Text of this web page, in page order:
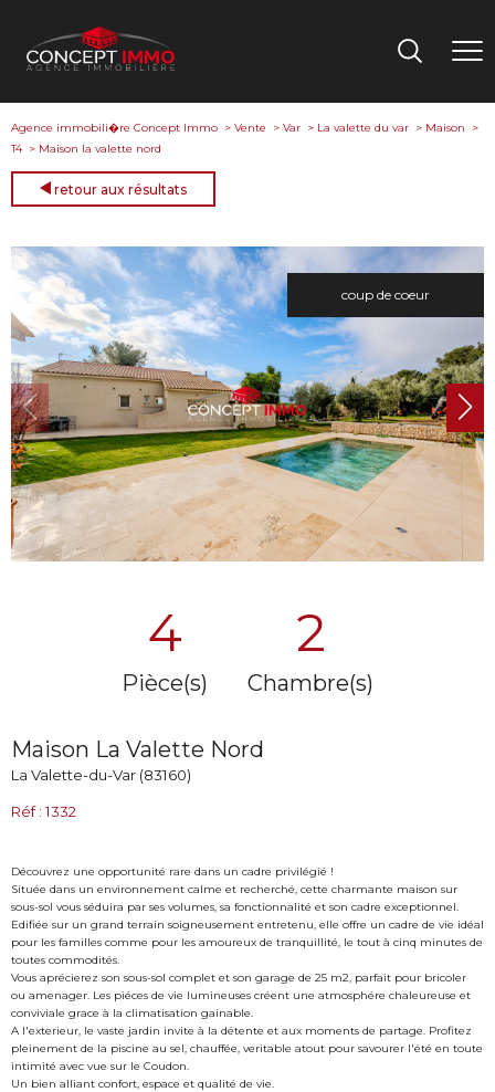
Agence immobili�re Concept Immo Vente Var La valette du var
Maison
T4
Maison la valette nord
retour aux résultats
coup de coeur
4
Pièce(s)
2
Chambre(s)
Maison La Valette Nord
La Valette-du-Var (83160)
Réf : 1332
Découvrez une opportunité rare dans un cadre privilégié !
Située dans un environnement calme et recherché, cette charmante maison sur
sous-sol vous séduira par ses volumes, sa fonctionnalité et son cadre exceptionnel.
Edifiée sur un grand terrain soigneusement entretenu, elle offre un cadre de vie idéal
pour les familles comme pour les amoureux de tranquillité, le tout à cinq minutes de
toutes commodités.
Vous aprécierez son sous-sol complet et son garage de 25 m2, parfait pour bricoler
ou amenager. Les piéces de vie lumineuses créent une atmosphére chaleureuse et
conviviale grace à la climatisation gainable.
A l'exterieur, le vaste jardin invite à la détente et aux moments de partage. Profitez
pleinement de la piscine au sel, chauffée, veritable atout pour savourer l'été en toute
intimité avec vue sur le Coudon.
Un bien alliant confort, espace et qualité de vie.